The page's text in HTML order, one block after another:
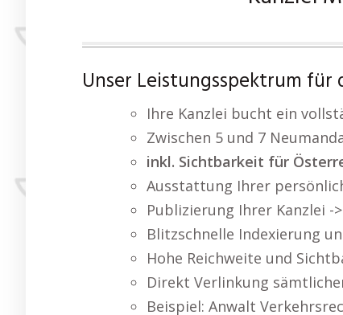
Unser Leistungsspektrum für
Ihre Kanzlei bucht ein
Zwischen 5 und 7
inkl. Sichtbarkeit für
Ausstattung Ihrer
Publizierung Ihrer Kanzlei
Blitzschnelle Indexierung
Hohe Reichweite und
Direkt Verlinkung
Beispiel: Anwalt